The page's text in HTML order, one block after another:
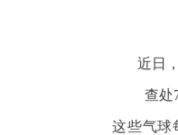
近日
查处
这些气球